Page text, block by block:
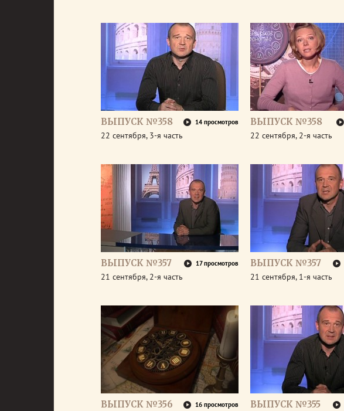
ВЫПУСК №358 14 просмотров
22 сентября, 3-я часть
ВЫПУСК №358
22 сентября, 2-я часть
ВЫПУСК №357 17 просмотров
21 сентября, 2-я часть
ВЫПУСК №357
21 сентября, 1-я часть
ВЫПУСК №356 16 просмотров ВЫПУСК №355